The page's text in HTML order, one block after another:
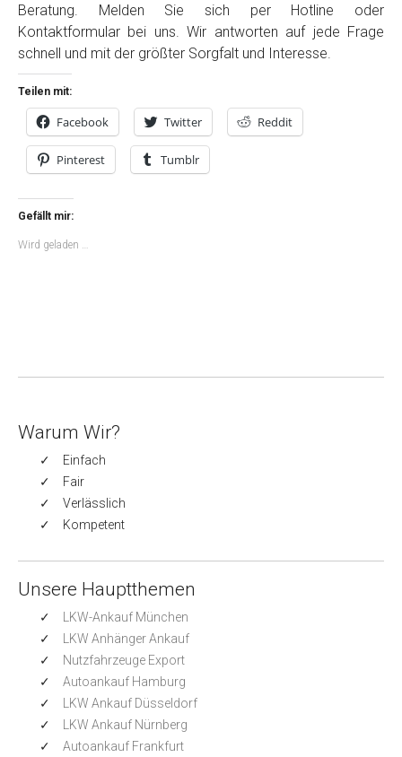
Beratung. Melden Sie sich per Hotline oder
Kontaktformular bei uns. Wir antworten auf jede Frage
schnell und mit der größter Sorgfalt und Interesse.
Teilen mit:
Facebook Twitter Reddit
Pinterest Tumblr
Gefällt mir:
Wird geladen …
Warum Wir?
Einfach
Fair
Verlässlich
Kompetent
Unsere Hauptthemen
LKW-Ankauf München
LKW Anhänger Ankauf
Nutzfahrzeuge Export
Autoankauf Hamburg
LKW Ankauf Düsseldorf
LKW Ankauf Nürnberg
Autoankauf Frankfurt